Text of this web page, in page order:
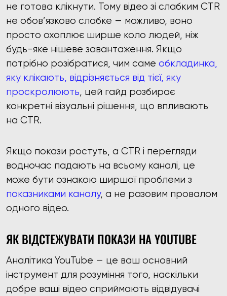
не готова клікнути. Тому відео зі слабким CTR
не обов’язково слабке — можливо, воно
просто охоплює ширше коло людей, ніж
будь-яке нішеве завантаження. Якщо
потрібно розібратися, чим саме обкладинка,
яку клікають, відрізняється від тієї, яку
проскролюють, цей гайд розбирає
конкретні візуальні рішення, що впливають
на CTR.
Якщо покази ростуть, а CTR і перегляди
водночас падають на всьому каналі, це
може бути ознакою ширшої проблеми з
показниками каналу, а не разовим провалом
одного відео.
ЯК ВІДСТЕЖУВАТИ ПОКАЗИ НА YOUTUBE
Аналітика YouTube — це ваш основний
інструмент для розуміння того, наскільки
добре ваші відео сприймають відвідувачі